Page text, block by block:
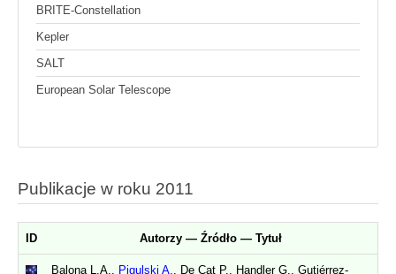
BRITE-Constellation
Kepler
SALT
European Solar Telescope
Publikacje w roku 2011
ID Autorzy — Źródło — Tytuł
Balona L.A., Pigulski A.
, De Cat P., Handler G., Gutiérrez-